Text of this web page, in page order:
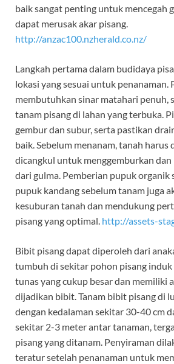
baik sangat penting untuk mencegah
dapat merusak akar pisang.
http://anzac100.nzherald.co.nz/
Langkah pertama dalam budidaya
lokasi yang sesuai untuk penanaman.
membutuhkan sinar matahari penuh,
tanam pisang di lahan yang terbuka.
gembur dan subur, serta pastikan
baik. Sebelum menanam, tanah harus
dicangkul untuk menggemburkan
dari gulma. Pemberian pupuk organik
pupuk kandang sebelum tanam juga
kesuburan tanah dan mendukung
pisang yang optimal. http://assets-
Bibit pisang dapat diperoleh dari
tumbuh di sekitar pohon pisang induk
tunas yang cukup besar dan memiliki
dijadikan bibit. Tanam bibit pisang di
dengan kedalaman sekitar 30-40 cm
sekitar 2-3 meter antar tanaman,
pisang yang ditanam. Penyiraman
teratur setelah penanaman untuk